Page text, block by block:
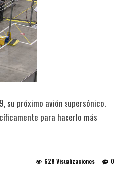
su próximo avión supersónico.
para hacerlo más
0
628 Visualizaciones